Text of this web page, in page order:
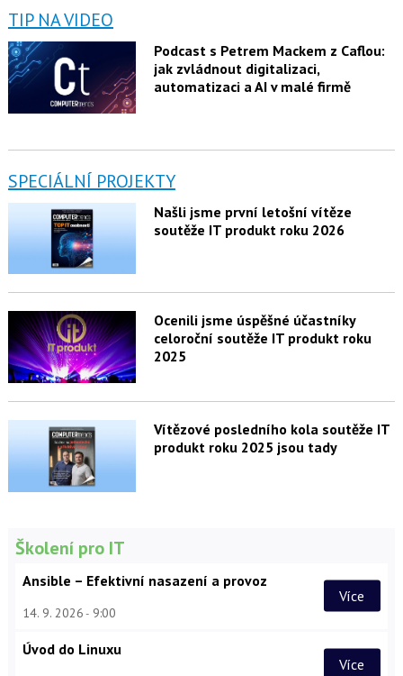
TIP NA VIDEO
Podcast s Petrem Mackem z Caflou:
jak zvládnout digitalizaci,
automatizaci a AI v malé firmě
SPECIÁLNÍ PROJEKTY
Našli jsme první letošní vítěze
soutěže IT produkt roku 2026
Ocenili jsme úspěšné účastníky
celoroční soutěže IT produkt roku
2025
Vítězové posledního kola soutěže IT
produkt roku 2025 jsou tady
Školení pro IT
Ansible – Efektivní nasazení a provoz
14. 9. 2026 9:00
Více
Úvod do Linuxu
Více